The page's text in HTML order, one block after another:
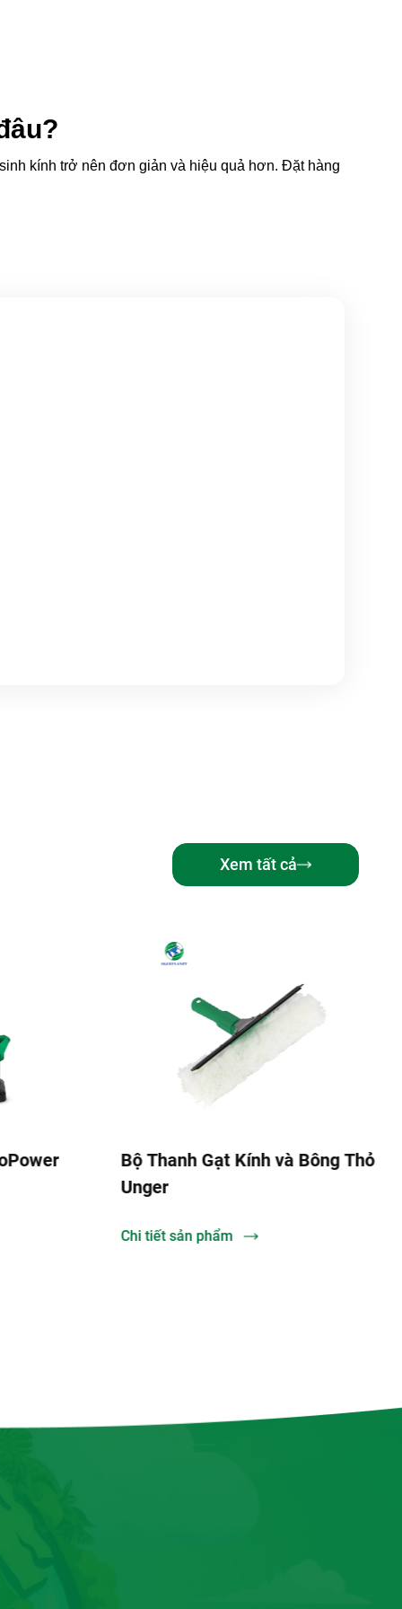
kính trở nên đơn giản và hiệu quả hơn. Đặt hàng
Xem tất cả
Thỏ
Bộ Dụng Cụ Vệ Sinh Kính Unger
AKG14
Chi tiết sản phẩm